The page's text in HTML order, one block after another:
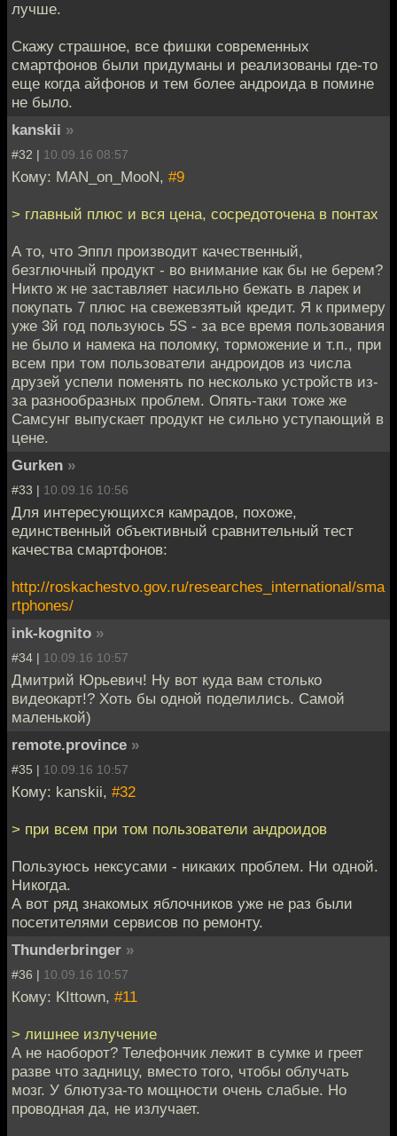
лучше.
Скажу страшное, все фишки современных
смартфонов были придуманы и реализованы где-то
еще когда айфонов и тем более андроида в помине
не было.
kanskii »
#32 | 10.09.16 08:57
Кому: MAN_on_MooN, #9
> главный плюс и вся цена, сосредоточена в понтах
А то, что Эппл производит качественный,
безглючный продукт - во внимание как бы не берем?
Никто ж не заставляет насильно бежать в ларек и
покупать 7 плюс на свежевзятый кредит. Я к примеру
уже 3й год пользуюсь 5S - за все время пользования
не было и намека на поломку, торможение и т.п., при
всем при том пользователи андроидов из числа
друзей успели поменять по несколько устройств из-
за разнообразных проблем. Опять-таки тоже же
Самсунг выпускает продукт не сильно уступающий в
цене.
Gurken »
#33 | 10.09.16 10:56
Для интересующихся камрадов, похоже,
единственный объективный сравнительный тест
качества смартфонов:
http://roskachestvo.gov.ru/researches_international/sma
rtphones/
ink-kognito »
#34 | 10.09.16 10:57
Дмитрий Юрьевич! Ну вот куда вам столько
видеокарт!? Хоть бы одной поделились. Самой
маленькой)
remote.province »
#35 | 10.09.16 10:57
Кому: kanskii, #32
> при всем при том пользователи андроидов
Пользуюсь нексусами - никаких проблем. Ни одной.
Никогда.
А вот ряд знакомых яблочников уже не раз были
посетителями сервисов по ремонту.
Thunderbringer »
#36 | 10.09.16 10:57
Кому: KIttown, #11
> лишнее излучение
А не наоборот? Телефончик лежит в сумке и греет
разве что задницу, вместо того, чтобы облучать
мозг. У блютуза-то мощности очень слабые. Но
проводная да, не излучает.